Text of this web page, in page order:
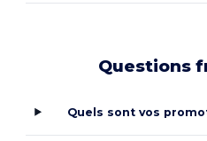
Questions
Quels sont vos